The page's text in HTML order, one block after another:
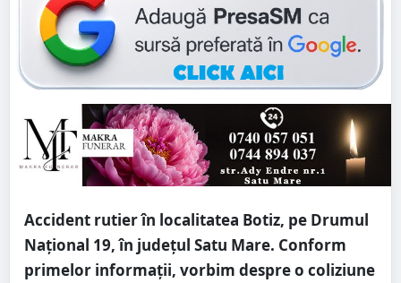
Accident rutier în localitatea Botiz, pe Drumul
Național 19, în județul Satu Mare. Conform
primelor informații, vorbim despre o coliziune